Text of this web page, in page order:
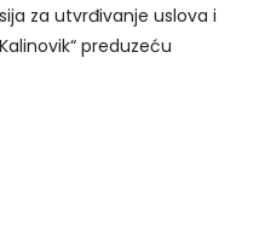
za utvrđivanje uslova i
preduzeću